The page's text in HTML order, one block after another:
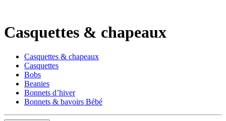
Casquettes & chapeaux
Casquettes & chapeaux
Casquettes
Bobs
Beanies
Bonnets d’hiver
Bonnets & bavoirs Bébé